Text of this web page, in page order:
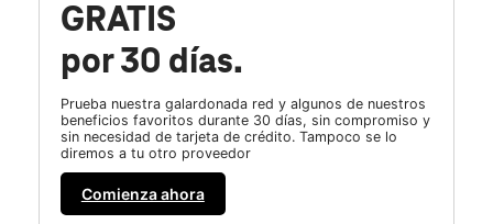
GRATIS
por 30 días.
Prueba nuestra galardonada red y algunos de nuestros
beneficios favoritos durante 30 días, sin compromiso y
sin necesidad de tarjeta de crédito. Tampoco se lo
diremos a tu otro proveedor
Comienza ahora